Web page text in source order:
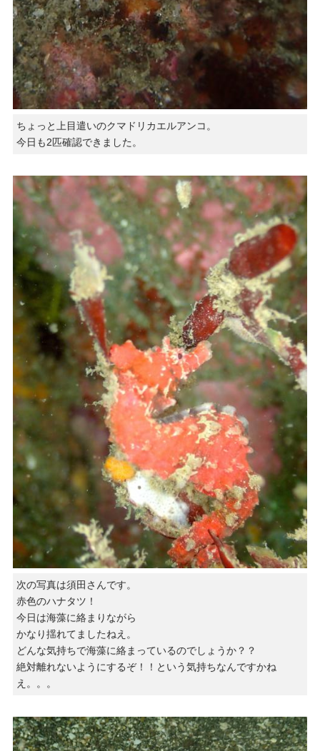
ちょっと上目遣いのクマドリカエルアンコ。
今日も2匹確認できました。
次の写真は須田さんです。
赤色のハナタツ！
今日は海藻に絡まりながら
かなり揺れてましたねえ。
どんな気持ちで海藻に絡まっているのでしょうか？？
絶対離れないようにするぞ！！という気持ちなんですかね
え。。。